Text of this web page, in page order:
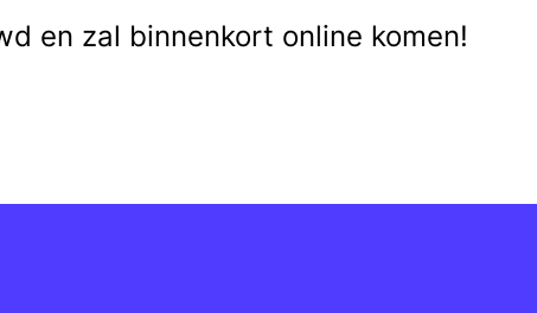
en zal binnenkort online komen!